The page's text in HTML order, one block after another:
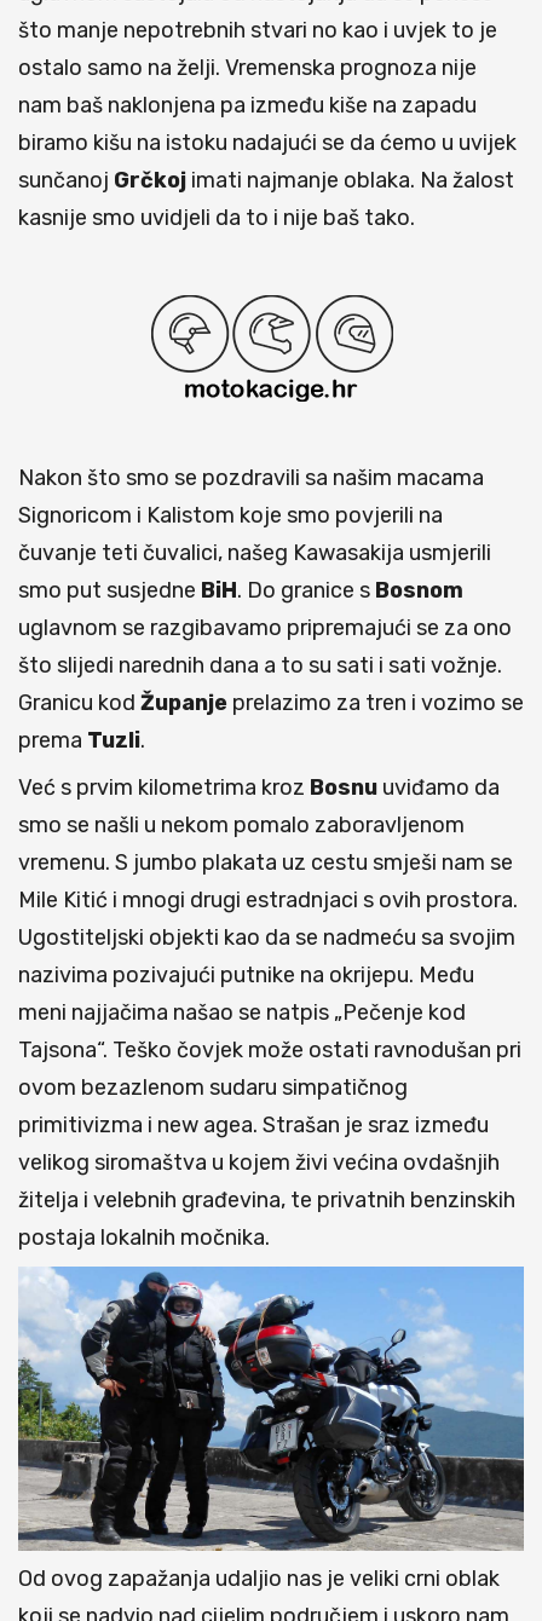
što manje nepotrebnih stvari no kao i uvjek to je
ostalo samo na želji. Vremenska prognoza nije
nam baš naklonjena pa između kiše na zapadu
biramo kišu na istoku nadajući se da ćemo u uvijek
sunčanoj Grčkoj imati najmanje oblaka. Na žalost
kasnije smo uvidjeli da to i nije baš tako.
Nakon što smo se pozdravili sa našim macama
Signoricom i Kalistom koje smo povjerili na
čuvanje teti čuvalici, našeg Kawasakija usmjerili
smo put susjedne BiH. Do granice s Bosnom
uglavnom se razgibavamo pripremajući se za ono
što slijedi narednih dana a to su sati i sati vožnje.
Granicu kod Županje prelazimo za tren i vozimo se
prema Tuzli.
Već s prvim kilometrima kroz Bosnu uviđamo da
smo se našli u nekom pomalo zaboravljenom
vremenu. S jumbo plakata uz cestu smješi nam se
Mile Kitić i mnogi drugi estradnjaci s ovih prostora.
Ugostiteljski objekti kao da se nadmeću sa svojim
nazivima pozivajući putnike na okrijepu. Među
meni najjačima našao se natpis „Pečenje kod
Tajsona“. Teško čovjek može ostati ravnodušan pri
ovom bezazlenom sudaru simpatičnog
primitivizma i new agea. Strašan je sraz između
velikog siromaštva u kojem živi većina ovdašnjih
žitelja i velebnih građevina, te privatnih benzinskih
postaja lokalnih močnika.
Od ovog zapažanja udaljio nas je veliki crni oblak